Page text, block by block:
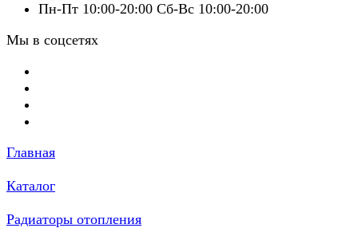
Пн-Пт 10:00-20:00 Сб-Вс 10:00-20:00
Мы в соцсетях
Главная
Каталог
Радиаторы отопления